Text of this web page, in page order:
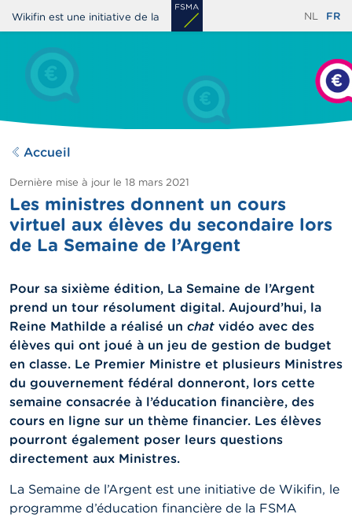
Aller
au
principal
Wikifin est une initiative de la NL FR
Accueil
Dernière mise à jour le 18 mars 2021
Les ministres donnent un cours
virtuel aux élèves du secondaire lors
de La Semaine de l’Argent
Pour sa sixième édition, La Semaine de l’Argent
prend un tour résolument digital. Aujourd’hui, la
Reine Mathilde a réalisé un chat vidéo avec des
élèves qui ont joué à un jeu de gestion de budget
en classe. Le Premier Ministre et plusieurs Ministres
du gouvernement fédéral donneront, lors cette
semaine consacrée à l’éducation financière, des
cours en ligne sur un thème financier. Les élèves
pourront également poser leurs questions
directement aux Ministres.
La Semaine de l’Argent est une initiative de Wikifin, le
programme d’éducation financière de la FSMA